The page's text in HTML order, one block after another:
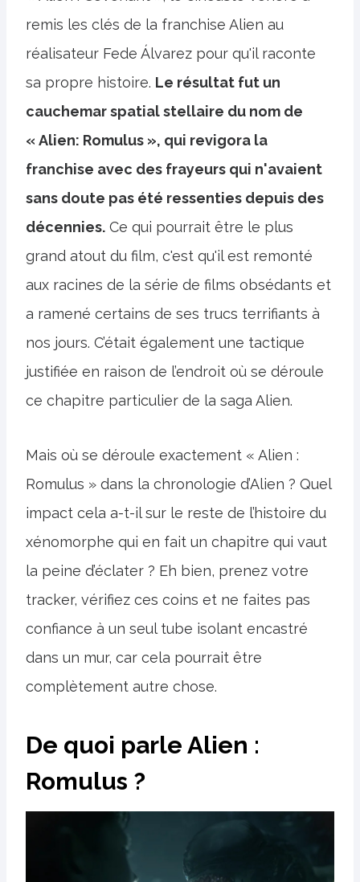
remis les clés de la franchise Alien au
réalisateur Fede Álvarez pour qu'il raconte
sa propre histoire. Le résultat fut un
cauchemar spatial stellaire du nom de
« Alien: Romulus », qui revigora la
franchise avec des frayeurs qui n'avaient
sans doute pas été ressenties depuis des
décennies. Ce qui pourrait être le plus
grand atout du film, c'est qu'il est remonté
aux racines de la série de films obsédants et
a ramené certains de ses trucs terrifiants à
nos jours. C’était également une tactique
justifiée en raison de l’endroit où se déroule
ce chapitre particulier de la saga Alien.
Mais où se déroule exactement « Alien :
Romulus » dans la chronologie d’Alien ? Quel
impact cela a-t-il sur le reste de l’histoire du
xénomorphe qui en fait un chapitre qui vaut
la peine d’éclater ? Eh bien, prenez votre
tracker, vérifiez ces coins et ne faites pas
confiance à un seul tube isolant encastré
dans un mur, car cela pourrait être
complètement autre chose.
De quoi parle Alien :
Romulus ?